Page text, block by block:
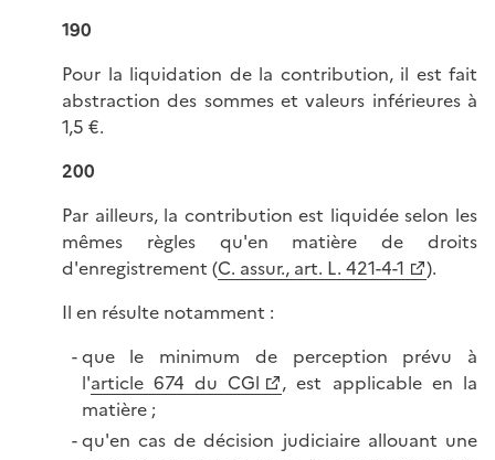
190
Pour la liquidation de la contribution, il est fait
abstraction des sommes et valeurs inférieures à
1,5 €.
200
Par ailleurs, la contribution est liquidée selon les
mêmes règles qu'en matière de droits
d'enregistrement (C. assur., art. L. 421-4-1
).
Il en résulte notamment :
que le minimum de perception prévu à
l'article 674 du CGl
, est applicable en la
matière ;
qu'en cas de décision judiciaire allouant une